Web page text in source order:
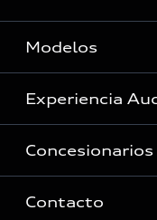
Modelos
Ver Modelos
Experiencia
Historia
Innovación Audi
Concesionarios
Servicio Post Venta
Contacto